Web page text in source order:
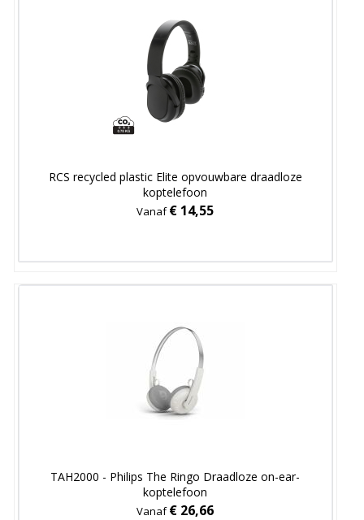
RCS recycled plastic Elite opvouwbare draadloze
koptelefoon
Vanaf€ 14,55
TAH2000 - Philips The Ringo Draadloze on-ear-
koptelefoon
Vanaf€ 26,66